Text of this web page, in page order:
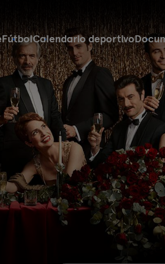
FútbolCalendario deportivo